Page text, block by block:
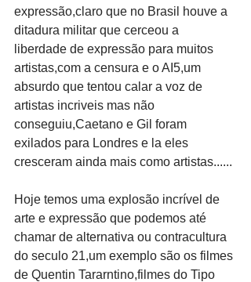
expressão,claro que no Brasil houve a
ditadura militar que cerceou a
liberdade de expressão para muitos
artistas,com a censura e o AI5,um
absurdo que tentou calar a voz de
artistas incriveis mas não
conseguiu,Caetano e Gil foram
exilados para Londres e la eles
cresceram ainda mais como artistas......
Hoje temos uma explosão incrível de
arte e expressão que podemos até
chamar de alternativa ou contracultura
do seculo 21,um exemplo são os filmes
de Quentin Tararntino,filmes do Tipo